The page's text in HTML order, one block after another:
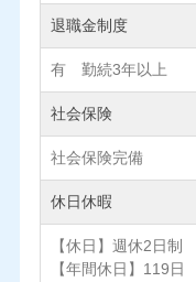
退職金制度
有 勤続3年以上
社会保険
社会保険完備
休日休暇
【休日】週休2日制
【年間休日】119日